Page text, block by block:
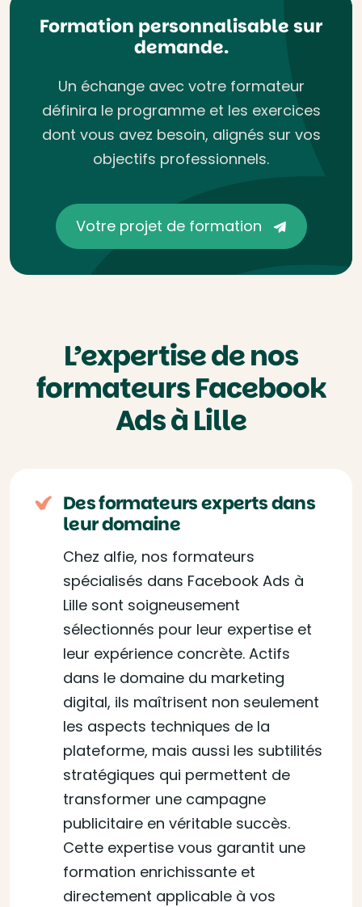
Formation personnalisable sur
demande.
Un échange avec votre formateur
définira le programme et les exercices
dont vous avez besoin, alignés sur vos
objectifs professionnels.
Votre projet de formation
L’expertise de nos
formateurs Facebook
Ads à Lille
Des formateurs experts dans
leur domaine
Chez alfie, nos formateurs
spécialisés dans Facebook Ads à
Lille sont soigneusement
sélectionnés pour leur expertise et
leur expérience concrète. Actifs
dans le domaine du marketing
digital, ils maîtrisent non seulement
les aspects techniques de la
plateforme, mais aussi les subtilités
stratégiques qui permettent de
transformer une campagne
publicitaire en véritable succès.
Cette expertise vous garantit une
formation enrichissante et
directement applicable à vos